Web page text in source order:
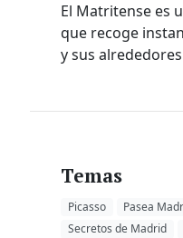
El Matritense es
que recoge
y sus
Temas
Picasso
Pasea
Secretos de Madrid